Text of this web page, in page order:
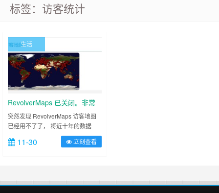
践行自由、开放、互助分享的互联网精神
标签：访客统计
生活
RevolverMaps 已关闭。非常
感谢所有用户和支持该服务的
人！
突然发现 RevolverMaps 访客地图
已经用不了了， 将近十年的数据
啊，嗯，就这么没有了…… （感谢
archive.org 让我能截到上面的图）
登陆官网直接显示： RevolverMaps
service! R……
11-30 立刻查看